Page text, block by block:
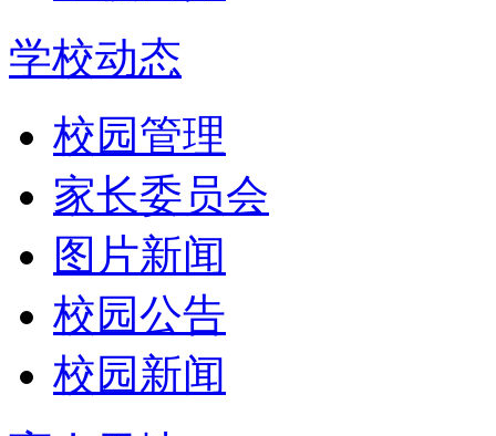
学校动态
校园管理
家长委员会
图片新闻
校园公告
校园新闻